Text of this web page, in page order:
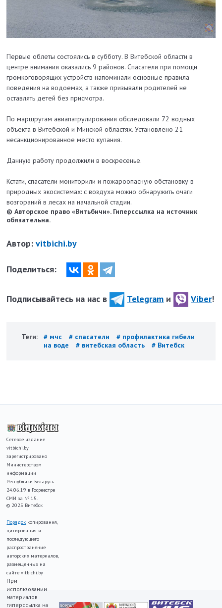
Первые облеты состоялись в субботу. В Витебской области в
центре внимания оказались 9 районов. Спасатели при помощи
громкоговорящих устройств напоминали основные правила
поведения на водоемах, а также призывали родителей не
оставлять детей без присмотра.
По маршрутам авиапатрулирования обследовали 72 водных
объекта в Витебской и Минской областях. Установлено 21
несанкционированное место купания.
Данную работу продолжили в воскресенье.
Кстати, спасатели мониторили и пожароопасную обстановку в
природных экосистемах: с воздуха можно обнаружить очаги
возгораний в лесах на начальной стадии.
© Авторское право «Витьбичи». Гиперссылка на источник
обязательна.
Автор:vitbichi.by
Поделиться:
Подписывайтесь на нас в Telegram и Viber!
Теги: # мчс # спасатели
# профилактика гибели
на воде
# витебская область # Витебск
Сетевое издание
vitbichi.by
зарегистрировано
Министерством
информации
Республики Беларусь
24.06.19 в Госреестре
СМИ за № 15.
© 2025 Витебск
Порядок копирования,
цитирования и
последующего
распространение
авторских материалов,
размещенных на
сайте vitbichi.by
При
использовании
материалов
гиперссылка на